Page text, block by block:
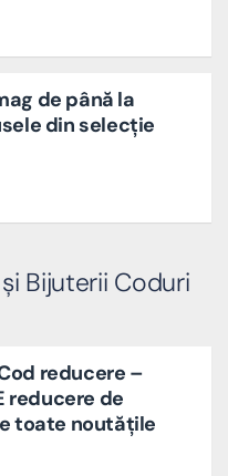
de până la
din selecție
Bijuterii Coduri
reducere –
reducere de
toate noutățile